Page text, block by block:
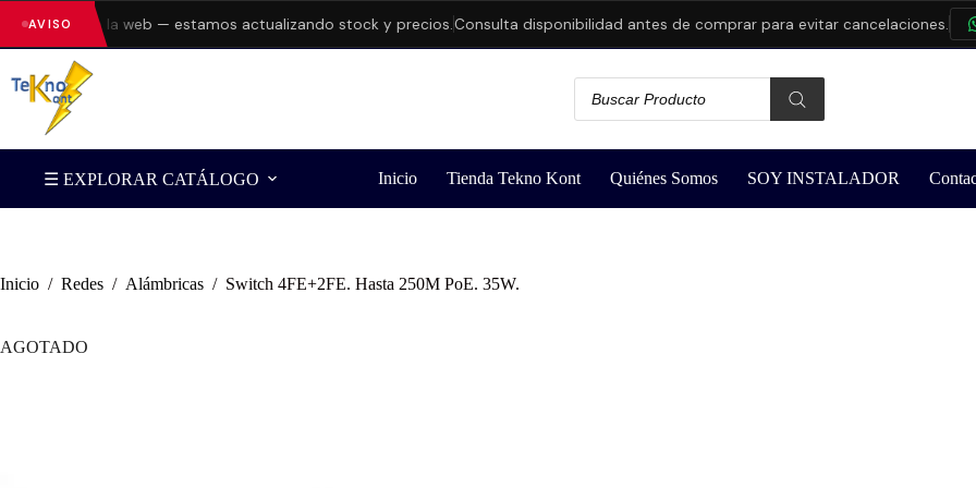
AVISO
en la web — estamos actualizando stock y precios.Consulta disponibilidad antes de comprar para evitar cancelaciones.
☰ EXPLORAR CATÁLOGO Inicio Tienda Tekno Kont Quiénes Somos SOY INSTALADOR
Inicio / Redes / Alámbricas / Switch 4FE+2FE. Hasta 250M PoE. 35W.
AGOTADO